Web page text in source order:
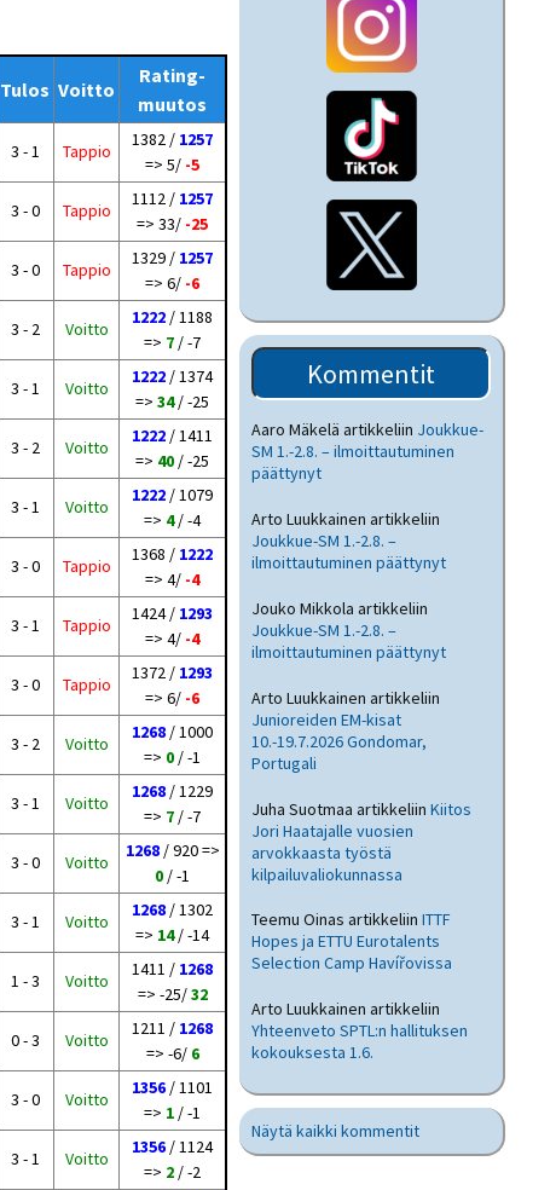
Tulos Voitto
Rating-
muutos
3 - 1 Tappio
1382 / 1257
=> 5/ -5
3 - 0 Tappio
1112 / 1257
=> 33/ -25
3 - 0 Tappio
1329 / 1257
=> 6/ -6
3 - 2 Voitto
1222 / 1188
=> 7 / -7
3 - 1 Voitto
1222 / 1374
=> 34/ -25
3 - 2 Voitto
1222 / 1411
=> 40 / -25
3 - 1 Voitto
1222 / 1079
=> 4/ -4
3 - 0 Tappio
1368 / 1222
=> 4/ -4
3 - 1 Tappio
1424 / 1293
=> 4/ -4
3 - 0 Tappio
1372 / 1293
=> 6/ -6
3 - 2 Voitto
1268 / 1000
=> 0 / -1
3 - 1 Voitto
1268 / 1229
=> 7 / -7
3 - 0 Voitto
1268/ 920 =>
0 / -1
3 - 1 Voitto
1268 / 1302
=> 14/ -14
1 - 3 Voitto
1411 / 1268
=> -25/32
0 - 3 Voitto
1211 / 1268
=> -6/ 6
3 - 0 Voitto
1356 / 1101
=> 1 / -1
3 - 1 Voitto
1356 / 1124
=> 2 / -2
Kommentit
Aaro Mäkelä artikkeliin Joukkue-
SM 1.-2.8. – ilmoittautuminen
päättynyt
Arto Luukkainen artikkeliin
Joukkue-SM 1.-2.8. –
ilmoittautuminen päättynyt
Jouko Mikkola artikkeliin
Joukkue-SM 1.-2.8. –
ilmoittautuminen päättynyt
Arto Luukkainen artikkeliin
Junioreiden EM-kisat
10.-19.7.2026 Gondomar,
Portugali
Juha Suotmaa artikkeliin Kiitos
Jori Haatajalle vuosien
arvokkaasta työstä
kilpailuvaliokunnassa
Teemu Oinas artikkeliin ITTF
Hopes ja ETTU Eurotalents
Selection Camp Havířovissa
Arto Luukkainen artikkeliin
Yhteenveto SPTL:n hallituksen
kokouksesta 1.6.
Näytä kaikki kommentit